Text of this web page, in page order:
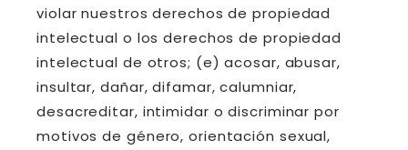
violar nuestros derechos de propiedad
intelectual o los derechos de propiedad
intelectual de otros; (e) acosar, abusar,
insultar, dañar, difamar, calumniar,
desacreditar, intimidar o discriminar por
motivos de género, orientación sexual,